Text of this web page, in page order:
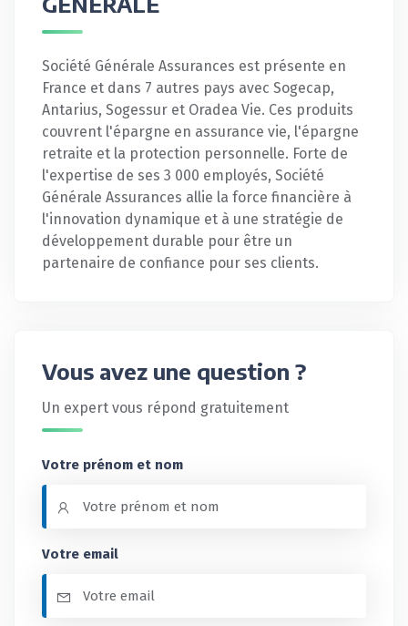
Société Générale Assurances est présente en
France et dans 7 autres pays avec Sogecap,
Antarius, Sogessur et Oradea Vie. Ces produits
couvrent l'épargne en assurance vie, l'épargne
retraite et la protection personnelle. Forte de
l'expertise de ses 3 000 employés, Société
Générale Assurances allie la force financière à
l'innovation dynamique et à une stratégie de
développement durable pour être un
partenaire de confiance pour ses clients.
Vous avez une question ?
Un expert vous répond gratuitement
Votre prénom et nom
Votre email